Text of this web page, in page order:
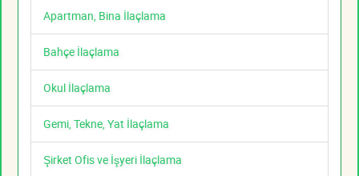
Apartman, Bina İlaçlama
Bahçe İlaçlama
Okul İlaçlama
Gemi, Tekne, Yat İlaçlama
Şirket Ofis ve İşyeri İlaçlama